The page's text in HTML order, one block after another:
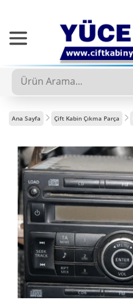
Ana Sayfa Çift Kabin Çıkma Parça